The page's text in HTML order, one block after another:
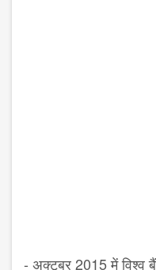
- अक्टूबर2015में विश्व